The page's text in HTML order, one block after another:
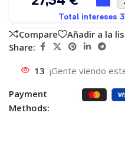
Compare
Añadir a la
Share:
13 ¡Gente viendo
Payment
Methods: